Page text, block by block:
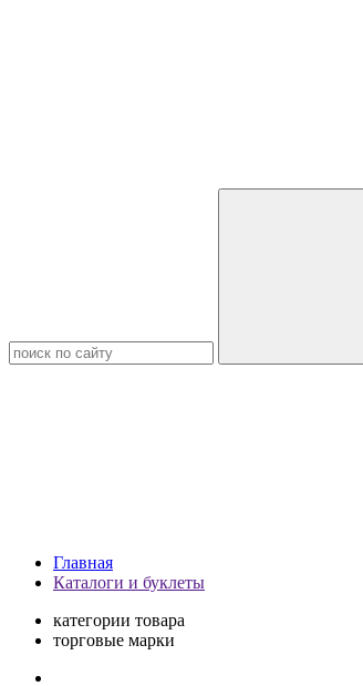
Главная
Каталоги и буклеты
категории товара
торговые марки